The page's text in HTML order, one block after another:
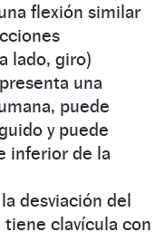
flexión similar
lado, giro)
una
puede
y puede
inferior de la
desviación del
clavícula con